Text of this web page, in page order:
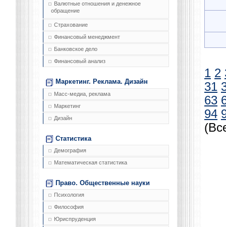
Валютные отношения и денежное
обращение
Страхование
Финансовый менеджмент
Банковское дело
Финансовый анализ
Маркетинг. Реклама. Дизайн
Масс-медиа, реклама
Маркетинг
Дизайн
Статистика
Демография
Математическая статистика
Право. Общественные науки
Психология
Философия
Юриспруденция
1 2
31
63
94